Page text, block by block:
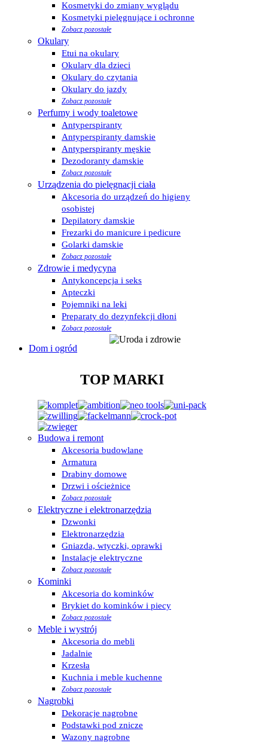
Kosmetyki do zmiany wyglądu
Kosmetyki pielęgnujące i ochronne
Zobacz pozostałe
Okulary
Etui na okulary
Okulary dla dzieci
Okulary do czytania
Okulary do jazdy
Zobacz pozostałe
Perfumy i wody toaletowe
Antyperspiranty
Antyperspiranty damskie
Antyperspiranty męskie
Dezodoranty damskie
Zobacz pozostałe
Urządzenia do pielęgnacji ciała
Akcesoria do urządzeń do higieny
osobistej
Depilatory damskie
Frezarki do manicure i pedicure
Golarki damskie
Zobacz pozostałe
Zdrowie i medycyna
Antykoncepcja i seks
Apteczki
Pojemniki na leki
Preparaty do dezynfekcji dłoni
Zobacz pozostałe
Dom i ogród
TOP MARKI
Budowa i remont
Akcesoria budowlane
Armatura
Drabiny domowe
Drzwi i ościeżnice
Zobacz pozostałe
Elektryczne i elektronarzędzia
Dzwonki
Elektronarzędzia
Gniazda, wtyczki, oprawki
Instalacje elektryczne
Zobacz pozostałe
Kominki
Akcesoria do kominków
Brykiet do kominków i piecy
Zobacz pozostałe
Meble i wystrój
Akcesoria do mebli
Jadalnie
Krzesła
Kuchnia i meble kuchenne
Zobacz pozostałe
Nagrobki
Dekoracje nagrobne
Podstawki pod znicze
Wazony nagrobne